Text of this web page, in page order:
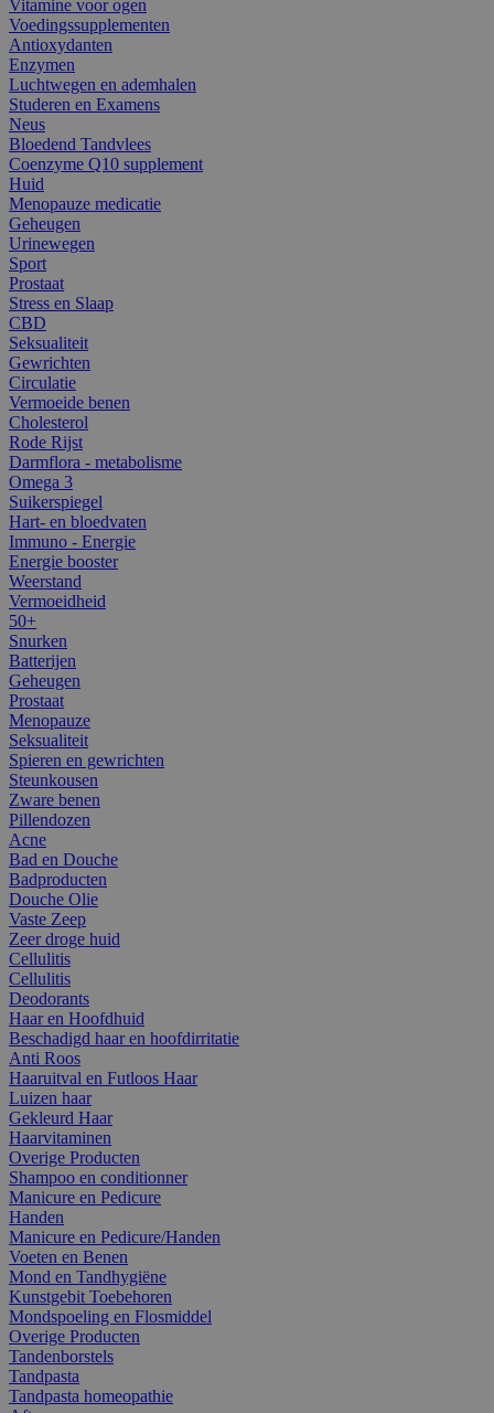
Vitamine voor ogen
Voedingssupplementen
Antioxydanten
Enzymen
Luchtwegen en ademhalen
Studeren en Examens
Neus
Bloedend Tandvlees
Coenzyme Q10 supplement
Huid
Menopauze medicatie
Geheugen
Urinewegen
Sport
Prostaat
Stress en Slaap
CBD
Seksualiteit
Gewrichten
Circulatie
Vermoeide benen
Cholesterol
Rode Rijst
Darmflora - metabolisme
Omega 3
Suikerspiegel
Hart- en bloedvaten
Immuno - Energie
Energie booster
Weerstand
Vermoeidheid
50+
Snurken
Batterijen
Geheugen
Prostaat
Menopauze
Seksualiteit
Spieren en gewrichten
Steunkousen
Zware benen
Pillendozen
Acne
Bad en Douche
Badproducten
Douche Olie
Vaste Zeep
Zeer droge huid
Cellulitis
Cellulitis
Deodorants
Haar en Hoofdhuid
Beschadigd haar en hoofdirritatie
Anti Roos
Haaruitval en Futloos Haar
Luizen haar
Gekleurd Haar
Haarvitaminen
Overige Producten
Shampoo en conditionner
Manicure en Pedicure
Handen
Manicure en Pedicure/Handen
Voeten en Benen
Mond en Tandhygiëne
Kunstgebit Toebehoren
Mondspoeling en Flosmiddel
Overige Producten
Tandenborstels
Tandpasta
Tandpasta homeopathie